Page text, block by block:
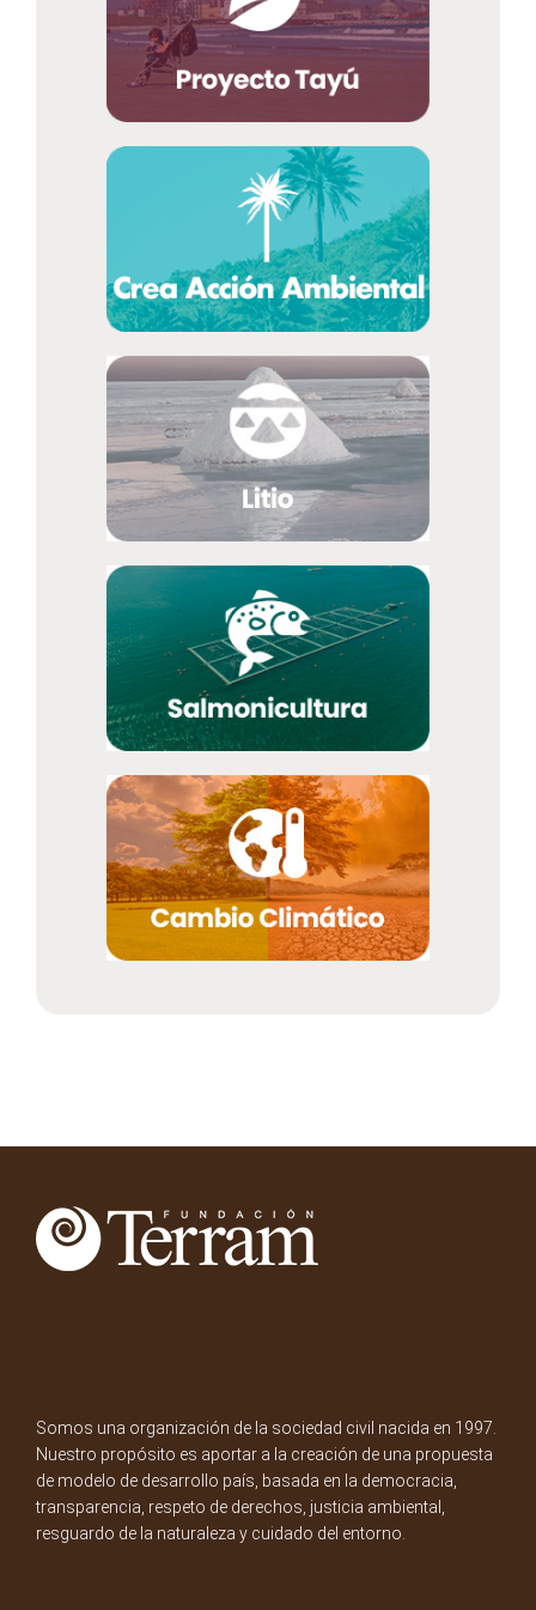
Somos una organización de la sociedad civil nacida en 1997.
Nuestro propósito es aportar a la creación de una propuesta
de modelo de desarrollo país, basada en la democracia,
transparencia, respeto de derechos, justicia ambiental,
resguardo de la naturaleza y cuidado del entorno.